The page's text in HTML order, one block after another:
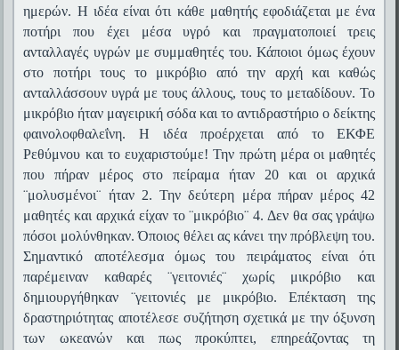
ημερών. Η ιδέα είναι ότι κάθε μαθητής εφοδιάζεται με ένα
ποτήρι που έχει μέσα υγρό και πραγματοποιεί τρεις
ανταλλαγές υγρών με συμμαθητές του. Κάποιοι όμως έχουν
στο ποτήρι τους το μικρόβιο από την αρχή και καθώς
ανταλλάσσουν υγρά με τους άλλους, τους το μεταδίδουν. Το
μικρόβιο ήταν μαγειρική σόδα και το αντιδραστήριο ο δείκτης
φαινολοφθαλεΐνη. Η ιδέα προέρχεται από το ΕΚΦΕ
Ρεθύμνου και το ευχαριστούμε! Την πρώτη μέρα οι μαθητές
που πήραν μέρος στο πείραμα ήταν 20 και οι αρχικά
¨μολυσμένοι¨ ήταν 2. Την δεύτερη μέρα πήραν μέρος 42
μαθητές και αρχικά είχαν το ¨μικρόβιο¨ 4. Δεν θα σας γράψω
πόσοι μολύνθηκαν. Όποιος θέλει ας κάνει την πρόβλεψη του.
Σημαντικό αποτέλεσμα όμως του πειράματος είναι ότι
παρέμειναν καθαρές ¨γειτονιές¨ χωρίς μικρόβιο και
δημιουργήθηκαν ¨γειτονιές με μικρόβιο. Επέκταση της
δραστηριότητας αποτέλεσε συζήτηση σχετικά με την όξυνση
των ωκεανών και πως προκύπτει, επηρεάζοντας τη